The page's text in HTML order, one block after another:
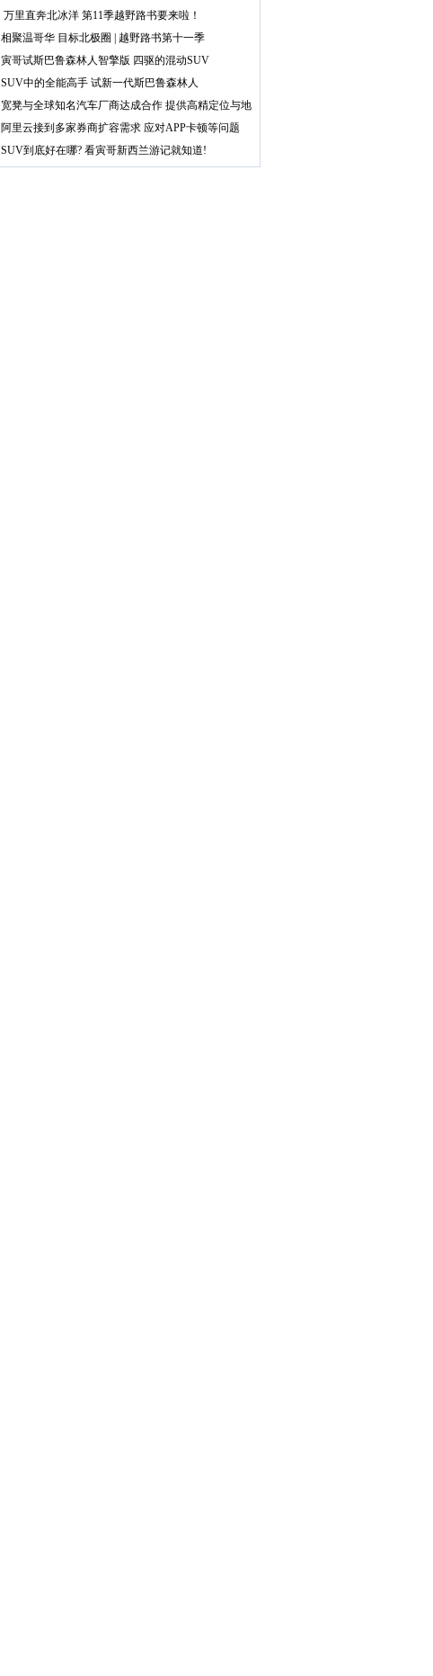
万里直奔北冰洋 第11季越野路书要来啦！
相聚温哥华 目标北极圈 | 越野路书第十一季
寅哥试斯巴鲁森林人智擎版 四驱的混动SUV
SUV中的全能高手 试新一代斯巴鲁森林人
宽凳与全球知名汽车厂商达成合作 提供高精定位与地
阿里云接到多家券商扩容需求 应对APP卡顿等问题
SUV到底好在哪? 看寅哥新西兰游记就知道!